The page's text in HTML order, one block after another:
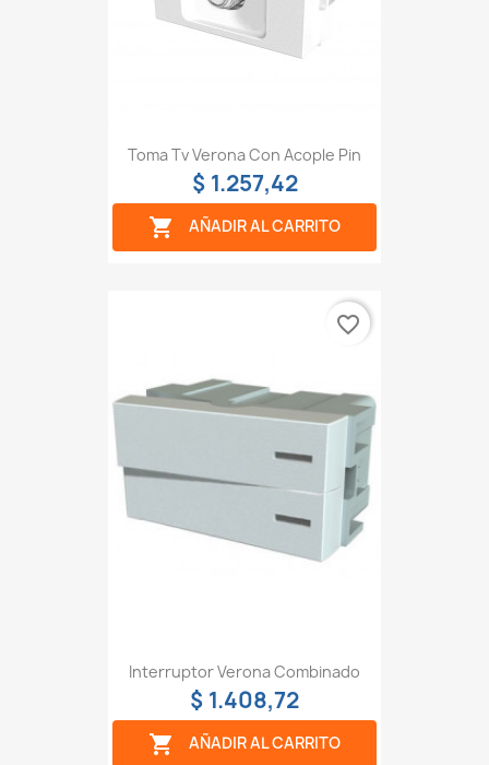
Toma Tv Verona Con Acople Pin
$ 1.257,42
 AÑADIR AL CARRITO
Interruptor Verona Combinado
$ 1.408,72
 AÑADIR AL CARRITO
favorite_border